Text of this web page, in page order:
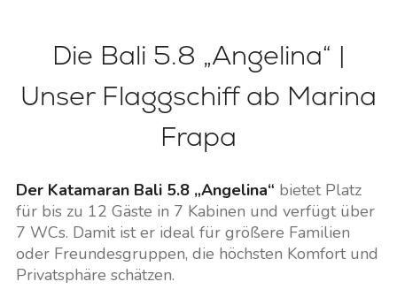
Die Bali 5.8 „Angelina“ |
Unser Flaggschiff ab Marina
Frapa
Der Katamaran Bali 5.8 „Angelina“ bietet Platz
für bis zu 12 Gäste in 7 Kabinen und verfügt über
7 WCs. Damit ist er ideal für größere Familien
oder Freundesgruppen, die höchsten Komfort und
Privatsphäre schätzen.